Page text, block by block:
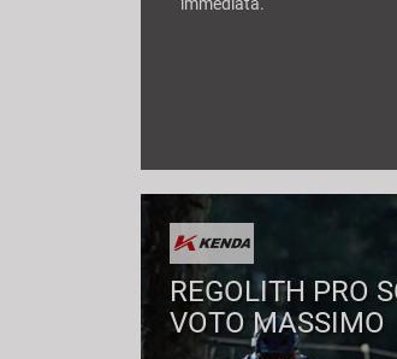
REGOLITH PRO
VOTO MASSIMO